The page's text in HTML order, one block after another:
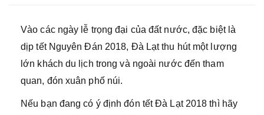
Vào các ngày lễ trọng đại của đất nước, đặc biệt là
dịp tết Nguyên Đán 2018, Đà Lạt thu hút một lượng
lớn khách du lịch trong và ngoài nước đến tham
quan, đón xuân phố núi.
Nếu bạn đang có ý định đón tết Đà Lạt 2018 thì hãy